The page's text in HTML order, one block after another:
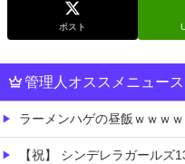
ポスト
管理人オススメニュース
ラーメンハゲの昼飯ｗｗｗ
【祝】 シンデレラガールズ13周年！デレステ10周年